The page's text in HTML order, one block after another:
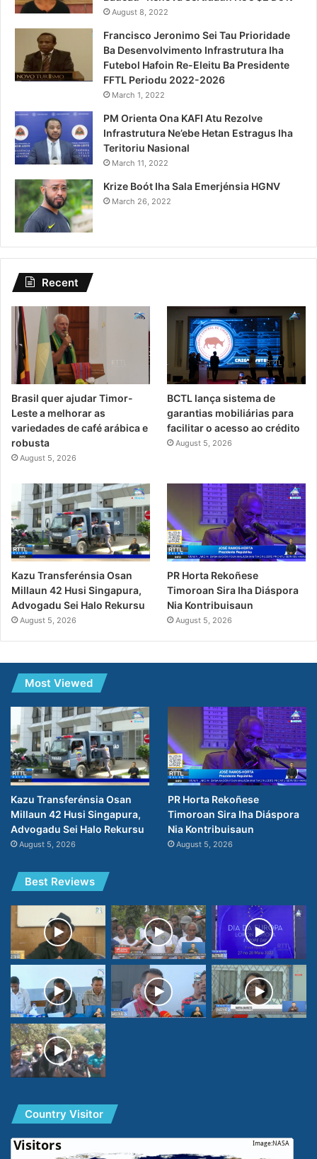
August 8, 2022
Francisco Jeronimo Sei Tau Prioridade
Ba Desenvolvimento Infrastrutura Iha
Futebol Hafoin Re-Eleitu Ba Presidente
FFTL Periodu 2022-2026
March 1, 2022
PM Orienta Ona KAFI Atu Rezolve
Infrastrutura Ne’ebe Hetan Estragus Iha
Teritoriu Nasional
March 11, 2022
Krize Boót Iha Sala Emerjénsia HGNV
March 26, 2022
Recent
Brasil quer ajudar Timor-
Leste a melhorar as
variedades de café arábica e
robusta
August 5, 2026
BCTL lança sistema de
garantias mobiliárias para
facilitar o acesso ao crédito
August 5, 2026
Kazu Transferénsia Osan
Millaun 42 Husi Singapura,
Advogadu Sei Halo Rekursu
August 5, 2026
PR Horta Rekoñese
Timoroan Sira Iha Diáspora
Nia Kontribuisaun
August 5, 2026
Most Viewed
Kazu Transferénsia Osan
Millaun 42 Husi Singapura,
Advogadu Sei Halo Rekursu
August 5, 2026
PR Horta Rekoñese
Timoroan Sira Iha Diáspora
Nia Kontribuisaun
August 5, 2026
Best Reviews
Country Visitor